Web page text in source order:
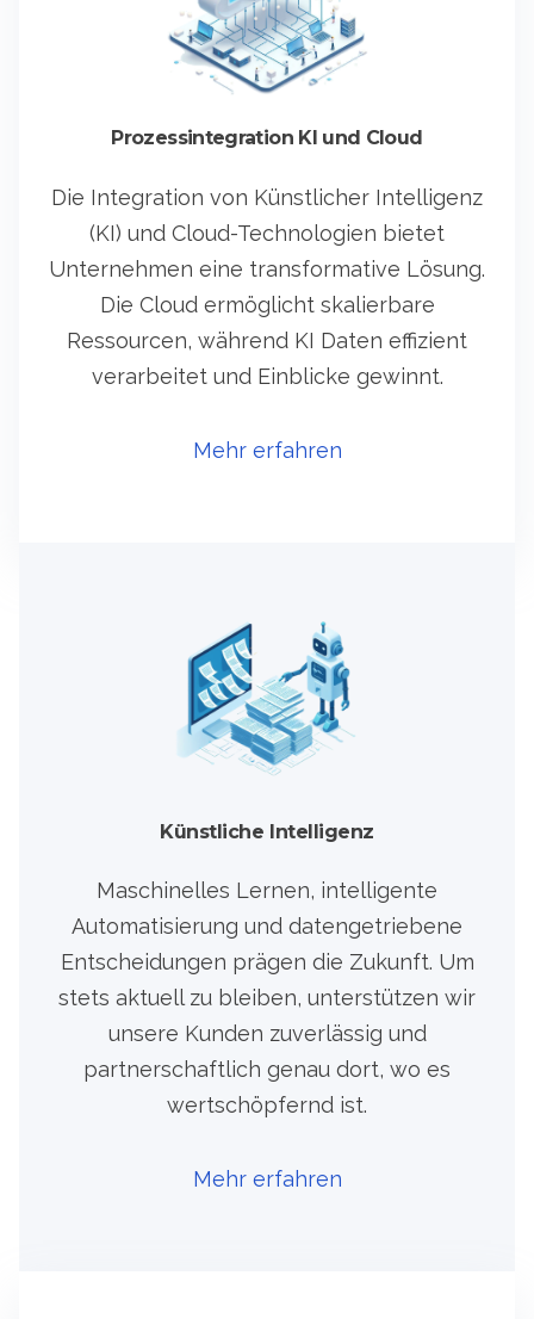
Prozessintegration KI und Cloud
Die Integration von Künstlicher Intelligenz
(KI) und Cloud-Technologien bietet
Unternehmen eine transformative Lösung.
Die Cloud ermöglicht skalierbare
Ressourcen, während KI Daten effizient
verarbeitet und Einblicke gewinnt.
Mehr erfahren
Künstliche Intelligenz
Maschinelles Lernen, intelligente
Automatisierung und datengetriebene
Entscheidungen prägen die Zukunft. Um
stets aktuell zu bleiben, unterstützen wir
unsere Kunden zuverlässig und
partnerschaftlich genau dort, wo es
wertschöpfernd ist.
Mehr erfahren